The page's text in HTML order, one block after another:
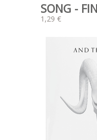
SONG -
1,29 €